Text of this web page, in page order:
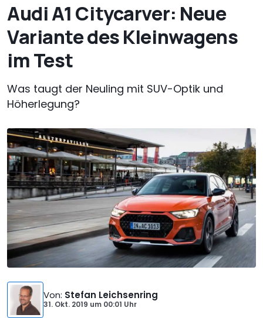
Audi A1 Citycarver: Neue
Variante des Kleinwagens
im Test
Was taugt der Neuling mit SUV-Optik und
Höherlegung?
Von: Stefan Leichsenring
31. Okt. 2019 um 00:01 Uhr